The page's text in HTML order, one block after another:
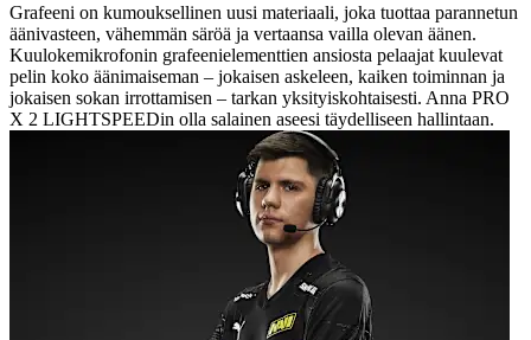
Grafeeni on kumouksellinen uusi materiaali, joka tuottaa parannetun
äänivasteen, vähemmän säröä ja vertaansa vailla olevan äänen.
Kuulokemikrofonin grafeenielementtien ansiosta pelaajat kuulevat
pelin koko äänimaiseman – jokaisen askeleen, kaiken toiminnan ja
jokaisen sokan irrottamisen – tarkan yksityiskohtaisesti. Anna PRO
X 2 LIGHTSPEEDin olla salainen aseesi täydelliseen hallintaan.